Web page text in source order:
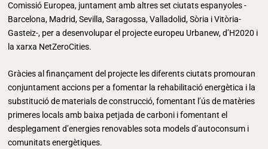
Comissió Europea, juntament amb altres set ciutats espanyoles -
Barcelona, Madrid, Sevilla, Saragossa, Valladolid, Sòria i Vitòria-
Gasteiz-, per a desenvolupar el projecte europeu Urbanew, d’H2020 i
la xarxa NetZeroCities.
Gràcies al finançament del projecte les diferents ciutats promouran
conjuntament accions per a fomentar la rehabilitació energètica i la
substitució de materials de construcció, fomentant l’ús de matèries
primeres locals amb baixa petjada de carboni i fomentant el
desplegament d’energies renovables sota models d’autoconsum i
comunitats energètiques.